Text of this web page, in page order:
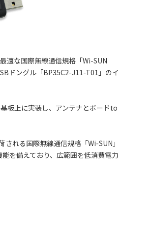
適な国際無線通信規格「Wi-SUN
ドングル「BP35C2-J11-T01」のイ
板上に実装し、アンテナとボードto
れる国際無線通信規格「Wi-SUN」
を備えており、広範囲を低消費電力